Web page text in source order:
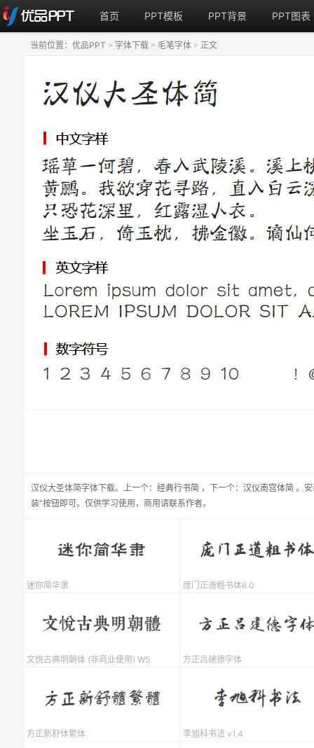
首页 PPT模板 PPT背景 PPT图表
汉仪大圣体简字体下载。 上一个： 经典行书简 ， 下一个： 汉仪南宫体简 。
装”按钮即可。仅供学习使用，商用请联系作者。
当前位置： 优品PPT > 字体下载 > 毛笔字体 > 正文
迷你简华隶 庞门正道粗书体6.0
文悦古典明朝体 (非商业使用) W5 方正吕建德字体
方正新舒体繁体 李旭科书法 v1.4